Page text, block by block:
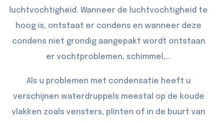
luchtvochtigheid. Wanneer de luchtvochtigheid te
hoog is, ontstaat er condens en wanneer deze
condens niet grondig aangepakt wordt ontstaan
er vochtproblemen, schimmel,...
Als u problemen met condensatie heeft u
verschijnen waterdruppels meestal op de koude
vlakken zoals vensters, plinten of in de buurt van